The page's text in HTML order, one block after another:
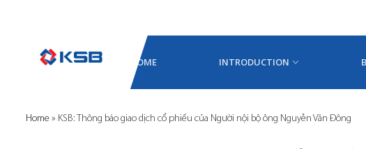
HOME INTRODUCTION
Home » KSB: Thông báo giao dịch cổ phiếu của Người nội bộ ông Nguyễn Văn Đông